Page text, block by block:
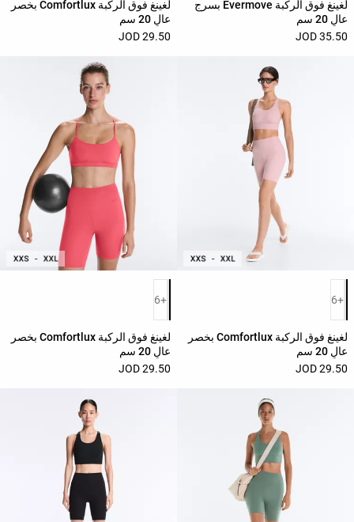
افتتاحية
مساعدة
لغينغ فوق الركبة Evermove بسرج
عالٍ 20 سم
35.50 JOD
لغينغ فوق الركبة Comfortlux بخصر
عالٍ 20 سم
29.50 JOD
قائمة ألوان المنتج
+6
لغينغ فوق الركبة Comfortlux بخصر
عالٍ 20 سم
29.50 JOD
قائمة ألوان المنتج
+6
لغينغ فوق الركبة Comfortlux بخصر
عالٍ 20 سم
29.50 JOD